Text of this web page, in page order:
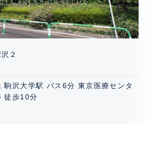
２
駒沢大学駅 バス6分 東京医療センタ
徒歩10分